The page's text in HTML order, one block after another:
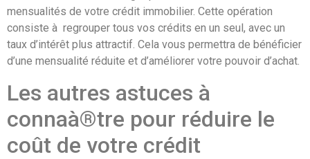
mensualités de votre crédit immobilier. Cette opération
consiste à regrouper tous vos crédits en un seul, avec un
taux d’intérêt plus attractif. Cela vous permettra de bénéficier
d’une mensualité réduite et d’améliorer votre pouvoir d’achat.
Les autres astuces à
connaà®tre pour réduire le
coût de votre crédit